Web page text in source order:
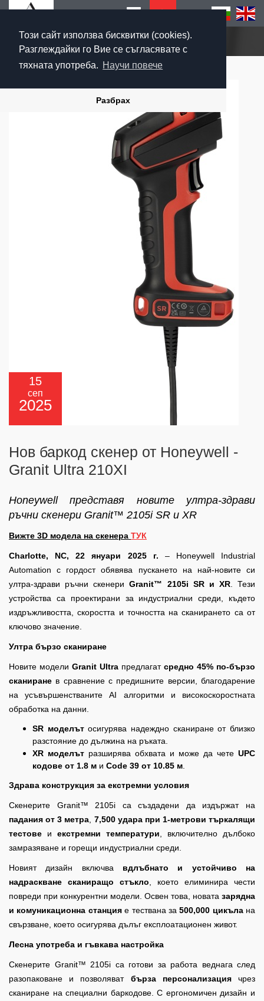
Този сайт използва бисквитки (cookies).
Разглеждайки го Вие се съгласявате с
тяхната употреба. Научи повече
Разбрах
Начало
15
сеп
2025
Нов баркод скенер от Honeywell -
Granit Ultra 210XI
Honeywell представя новите ултра-здрави
ръчни скенери Granit™ 2105i SR и XR
Вижте 3D модела на скенера ТУК
Charlotte, NC, 22 януари 2025 г. – Honeywell Industrial
Automation с гордост обявява пускането на най-новите си
ултра-здрави ръчни скенериGranit™ 2105i SR и XR. Тези
устройства са проектирани за индустриални среди, където
издръжливостта, скоростта и точността на сканирането са от
ключово значение.
Ултра бързо сканиране
Новите модели Granit Ultra предлагат средно 45% по-бързо
сканиране в сравнение с предишните версии, благодарение
на усъвършенстваните AI алгоритми и високоскоростната
обработка на данни.
SR моделътосигурява надеждно сканиране от близко
разстояние до дължина на ръката.
XR моделът разширява обхвата и може да чете UPC
кодове от 1.8 м и Code 39 от 10.85 м
Здрава конструкция за екстремни условия
Скенерите Granit™ 2105i са създадени да издържат на
падания от 3 метра 7,500 удара при 1-метрови търкалящи
тестове и екстремни температури , включително дълбоко
замразяване и горещи индустриални среди.
Новият дизайн включва вдлъбнато и устойчиво на
надраскване сканиращо стъкло , което елиминира чести
повреди при конкурентни модели. Освен това, новата зарядна
и комуникационна станцияе тествана за500,000 цикълана
свързване, което осигурява дълъг експлоатационен живот.
Лесна употреба и гъвкава настройка
Скенерите Granit™ 2105i са готови за работа веднага след
разопаковане и позволяват бърза персонализациячрез
сканиране на специални баркодове. С ергономичен дизайн и